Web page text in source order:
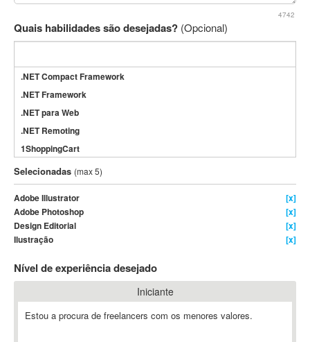
4742
Quais habilidades são desejadas? (Opcional)
.NET Compact Framework
.NET Framework
.NET para Web
.NET Remoting
1ShoppingCart
3DS Max
3GSM
4D Dimension
802.11
A&P
A2Billing
Ab Initio
Selecionadas (max 5)
Adobe Illustrator
[x]
Adobe Photoshop
[x]
Design Editorial
[x]
Ilustração
[x]
Nível de experiência desejado
Iniciante
Estou a procura de freelancers com os menores valores.